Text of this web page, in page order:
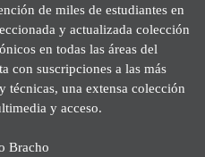
de miles de estudiantes en
y actualizada colección
en todas las áreas del
con suscripciones a las más
técnicas, una extensa colección
y acceso.
Bracho